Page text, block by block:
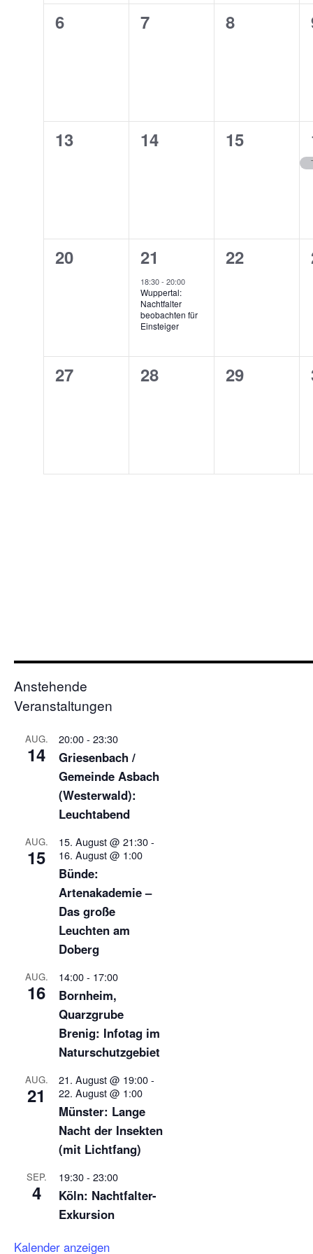
0
6
0
7
0
8
0
13
0
14
0
15
0
Veranstaltungen,
20
1
Veranstaltung,
21
18:30-20:00
Wuppertal:
Nachtfalter
beobachten für
Einsteiger
0
22
0
27
0
28
0
29
Anstehende
Veranstaltungen
AUG.
14
20:00- 23:30
Griesenbach /
Gemeinde Asbach
(Westerwald):
Leuchtabend
AUG.
15
15. August @ 21:30-
16. August @ 1:00
Bünde:
Artenakademie –
Das große
Leuchten am
Doberg
AUG.
16
14:00- 17:00
Bornheim,
Quarzgrube
Brenig: Infotag im
Naturschutzgebiet
AUG.
21
21. August @ 19:00-
22. August @ 1:00
Münster: Lange
Nacht der Insekten
(mit Lichtfang)
SEP.
4
19:30- 23:00
Köln: Nachtfalter-
Exkursion
Kalender anzeigen